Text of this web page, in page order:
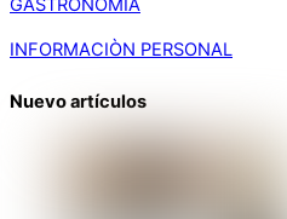
INFORMACIÒN PERSONAL
Nuevo artículos